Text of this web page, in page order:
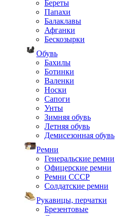
Береты
Папахи
Балаклавы
Афганки
Бескозырки
Обувь
Бахилы
Ботинки
Валенки
Носки
Сапоги
Унты
Зимняя обувь
Летняя обувь
Демисезонная обувь
Ремни
Генеральские ремни
Офицерские ремни
Ремни СССР
Солдатские ремни
Рукавицы, перчатки
Брезентовые